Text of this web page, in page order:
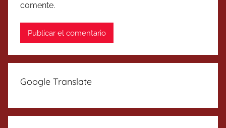
comente.
Google Translate